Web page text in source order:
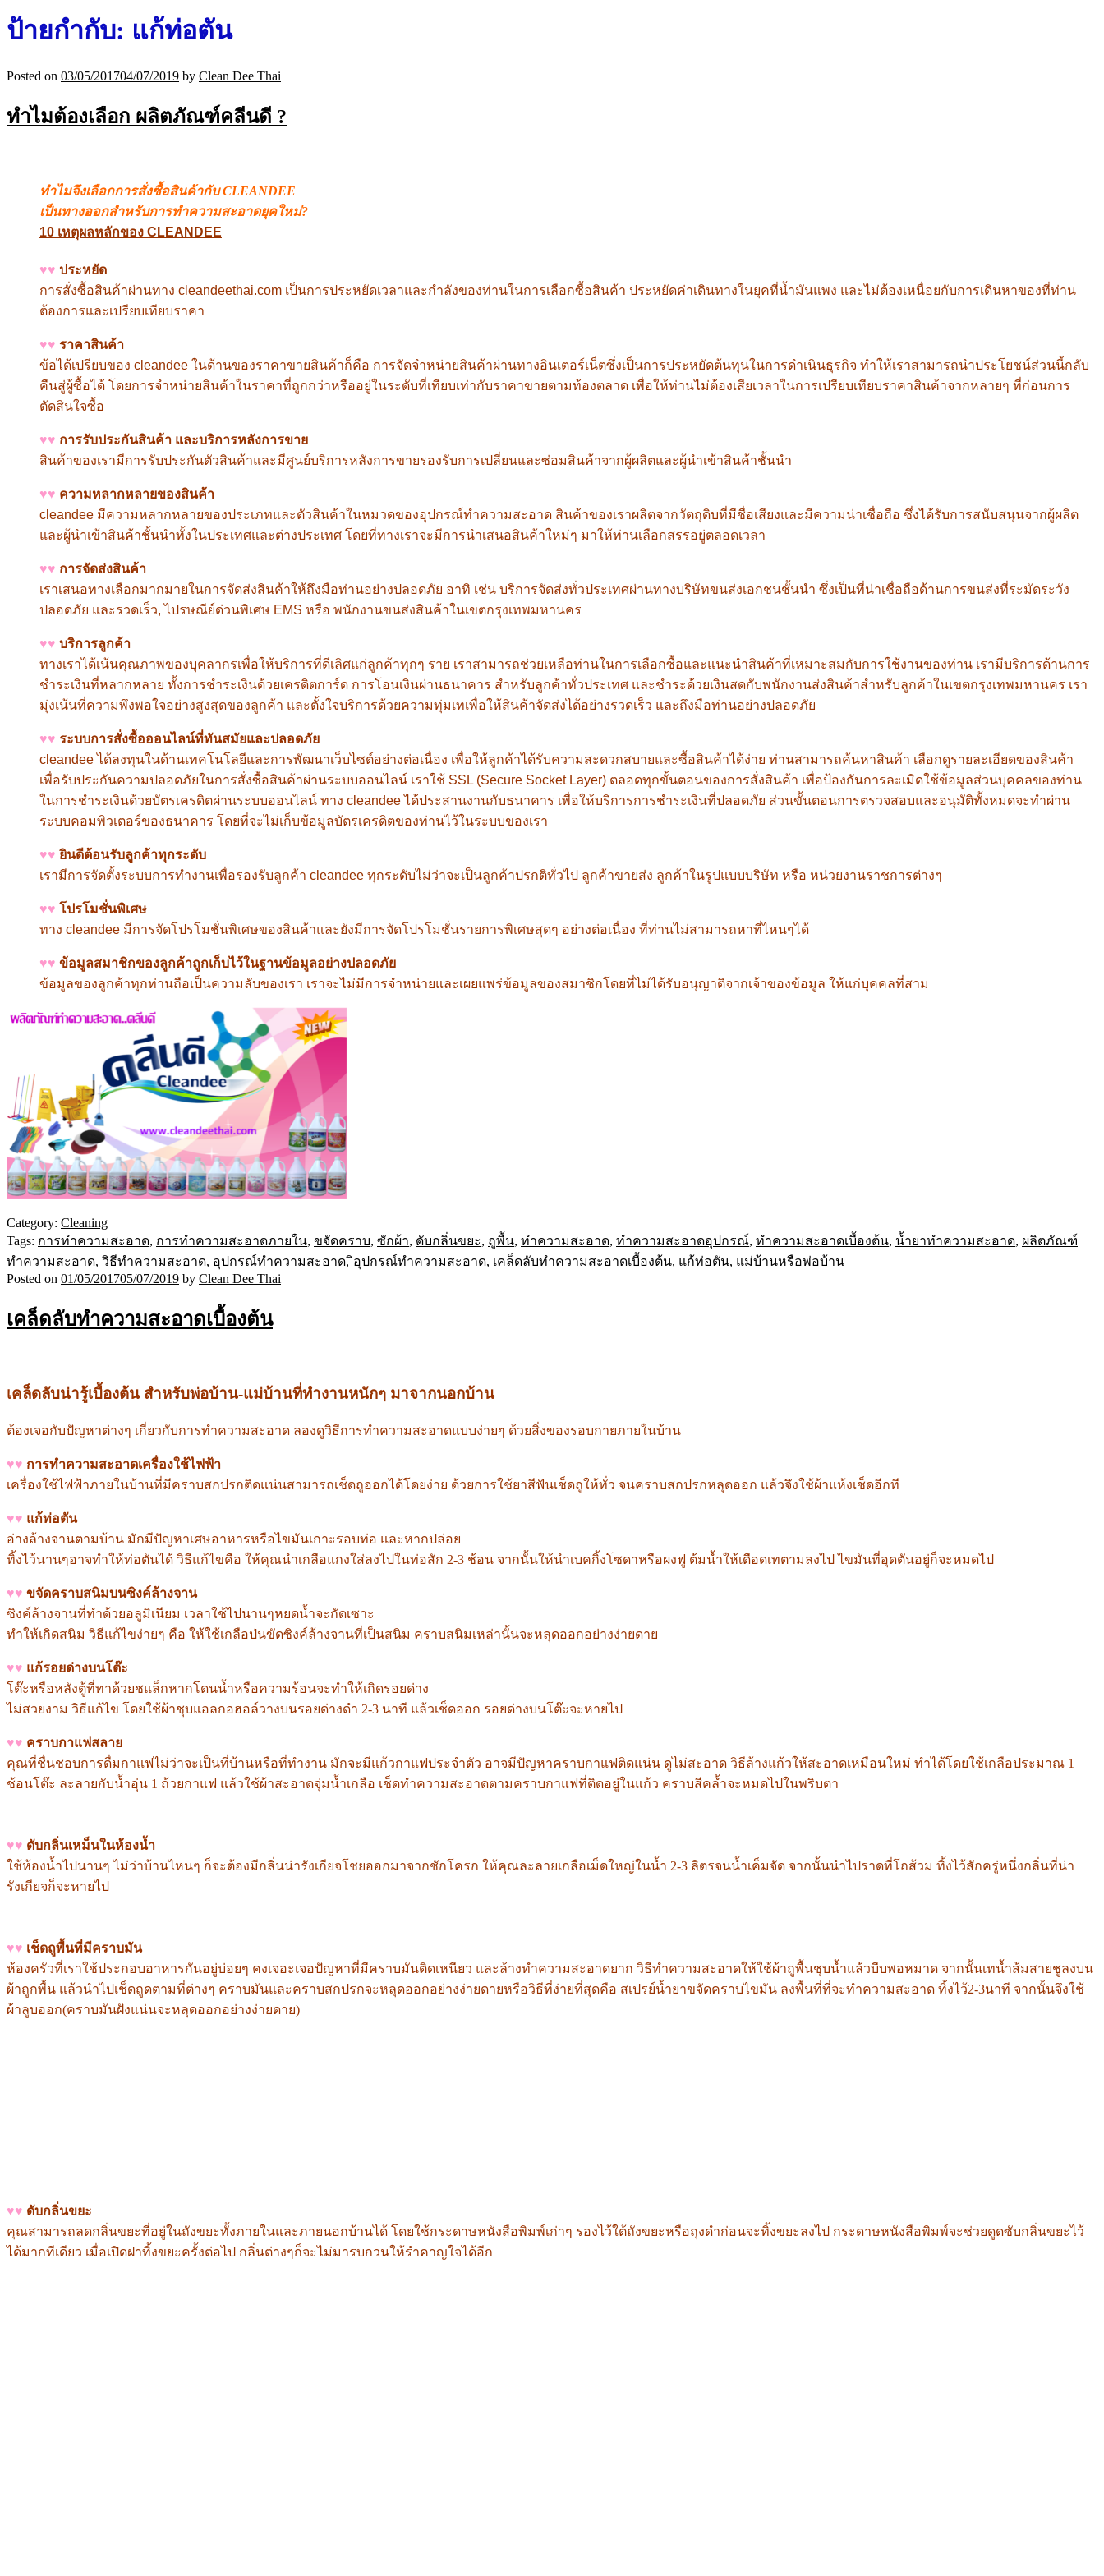
ป้ายกำกับ: แก้ท่อตัน
Posted on 03/05/201704/07/2019 by Clean Dee Thai
ทำไมต้องเลือก ผลิตภัณฑ์คลีนดี ?
ทำไมจึงเลือกการสั่งซื้อสินค้ากับ CLEANDEE
เป็นทางออกสำหรับการทำความสะอาดยุคใหม่?
10 เหตุผลหลักของ CLEANDEE
♥♥ ประหยัด
การสั่งซื้อสินค้าผ่านทาง cleandeethai.com เป็นการประหยัดเวลาและกำลังของท่านในการเลือกซื้อสินค้า ประหยัดค่าเดินทางในยุคที่น้ำมันแพง และไม่ต้องเหนื่อยกับการเดินหาของที่ท่าน
ต้องการและเปรียบเทียบราคา
♥♥ ราคาสินค้า
ข้อได้เปรียบของ cleandee ในด้านของราคาขายสินค้าก็คือ การจัดจำหน่ายสินค้าผ่านทางอินเตอร์เน็ตซึ่งเป็นการประหยัดต้นทุนในการดำเนินธุรกิจ ทำให้เราสามารถนำประโยชน์ส่วนนี้กลับ
คืนสู่ผู้ซื้อได้ โดยการจำหน่ายสินค้าในราคาที่ถูกกว่าหรืออยู่ในระดับที่เทียบเท่ากับราคาขายตามท้องตลาด เพื่อให้ท่านไม่ต้องเสียเวลาในการเปรียบเทียบราคาสินค้าจากหลายๆ ที่ก่อนการ
ตัดสินใจซื้อ
♥♥ การรับประกันสินค้า และบริการหลังการขาย
สินค้าของเรามีการรับประกันตัวสินค้าและมีศูนย์บริการหลังการขายรองรับการเปลี่ยนและซ่อมสินค้าจากผู้ผลิตและผู้นำเข้าสินค้าชั้นนำ
♥♥ ความหลากหลายของสินค้า
cleandee มีความหลากหลายของประเภทและตัวสินค้าในหมวดของอุปกรณ์ทำความสะอาด สินค้าของเราผลิตจากวัตถุดิบที่มีชื่อเสียงและมีความน่าเชื่อถือ ซึ่งได้รับการสนับสนุนจากผู้ผลิต
และผู้นำเข้าสินค้าชั้นนำทั้งในประเทศและต่างประเทศ โดยที่ทางเราจะมีการนำเสนอสินค้าใหม่ๆ มาให้ท่านเลือกสรรอยู่ตลอดเวลา
♥♥ การจัดส่งสินค้า
เราเสนอทางเลือกมากมายในการจัดส่งสินค้าให้ถึงมือท่านอย่างปลอดภัย อาทิ เช่น บริการจัดส่งทั่วประเทศผ่านทางบริษัทขนส่งเอกชนชั้นนำ ซึ่งเป็นที่น่าเชื่อถือด้านการขนส่งที่ระมัดระวัง
ปลอดภัย และรวดเร็ว,ไปรษณีย์ด่วนพิเศษ EMS หรือ พนักงานขนส่งสินค้าในเขตกรุงเทพมหานคร
♥♥ บริการลูกค้า
ทางเราได้เน้นคุณภาพของบุคลากรเพื่อให้บริการที่ดีเลิศแก่ลูกค้าทุกๆ ราย เราสามารถช่วยเหลือท่านในการเลือกซื้อและแนะนำสินค้าที่เหมาะสมกับการใช้งานของท่าน เรามีบริการด้านการ
ชำระเงินที่หลากหลาย ทั้งการชำระเงินด้วยเครดิตการ์ด การโอนเงินผ่านธนาคาร สำหรับลูกค้าทั่วประเทศ และชำระด้วยเงินสดกับพนักงานส่งสินค้าสำหรับลูกค้าในเขตกรุงเทพมหานคร เรา
มุ่งเน้นที่ความพึงพอใจอย่างสูงสุดของลูกค้า และตั้งใจบริการด้วยความทุ่มเทเพื่อให้สินค้าจัดส่งได้อย่างรวดเร็ว และถึงมือท่านอย่างปลอดภัย
♥♥ ระบบการสั่งซื้อออนไลน์ที่ทันสมัยและปลอดภัย
cleandeeได้ลงทุนในด้านเทคโนโลยีและการพัฒนาเว็บไซต์อย่างต่อเนื่อง เพื่อให้ลูกค้าได้รับความสะดวกสบายและซื้อสินค้าได้ง่าย ท่านสามารถค้นหาสินค้า เลือกดูรายละเอียดของสินค้า
เพื่อรับประกันความปลอดภัยในการสั่งซื้อสินค้าผ่านระบบออนไลน์ เราใช้ SSL (Secure Socket Layer) ตลอดทุกขั้นตอนของการสั่งสินค้า เพื่อป้องกันการละเมิดใช้ข้อมูลส่วนบุคคลของท่าน
ในการชำระเงินด้วยบัตรเครดิตผ่านระบบออนไลน์ ทาง cleandeeได้ประสานงานกับธนาคาร เพื่อให้บริการการชำระเงินที่ปลอดภัย ส่วนขั้นตอนการตรวจสอบและอนุมัติทั้งหมดจะทำผ่าน
ระบบคอมพิวเตอร์ของธนาคาร โดยที่จะไม่เก็บข้อมูลบัตรเครดิตของท่านไว้ในระบบของเรา
♥♥ ยินดีต้อนรับลูกค้าทุกระดับ
เรามีการจัดตั้งระบบการทำงานเพื่อรองรับลูกค้า cleandee ทุกระดับไม่ว่าจะเป็นลูกค้าปรกติทั่วไป ลูกค้าขายส่ง ลูกค้าในรูปแบบบริษัท หรือ หน่วยงานราชการต่างๆ
♥♥ โปรโมชั่นพิเศษ
ทาง cleandee มีการจัดโปรโมชั่นพิเศษของสินค้าและยังมีการจัดโปรโมชั่นรายการพิเศษสุดๆ อย่างต่อเนื่อง ที่ท่านไม่สามารถหาที่ไหนๆได้
♥♥ ข้อมูลสมาชิกของลูกค้าถูกเก็บไว้ในฐานข้อมูลอย่างปลอดภัย
ข้อมูลของลูกค้าทุกท่านถือเป็นความลับของเรา เราจะไม่มีการจำหน่ายและเผยแพร่ข้อมูลของสมาชิกโดยที่ไม่ได้รับอนุญาติจากเจ้าของข้อมูล ให้แก่บุคคลที่สาม
Category: Cleaning
Tags: การทำความสะอาด, การทำความสะอาดภายใน, ขจัดคราบ, ซักผ้า, ดับกลิ่นขยะ, ถูพื้น, ทำความสะอาด, ทำความสะอาดอุปกรณ์, ทำความสะอาดเบื้องต้น, น้ำยาทำความสะอาด, ผลิตภัณฑ์
ทำความสะอาด, วิธีทำความสะอาด, อุปกรณ์ทำความสะอาด,ิอุปกรณ์ทำความสะอาด, เคล็ดลับทำความสะอาดเบื้องต้น, แก้ท่อตัน, แม่บ้านหรือพ่อบ้าน
Posted on 01/05/201705/07/2019 by Clean Dee Thai
เคล็ดลับทำความสะอาดเบื้องต้น
เคล็ดลับน่ารู้เบื้องต้น สำหรับพ่อบ้าน-แม่บ้านที่ทำงานหนักๆ มาจากนอกบ้าน
ต้องเจอกับปัญหาต่างๆ เกี่ยวกับการทำความสะอาด ลองดูวิธีการทำความสะอาดแบบง่ายๆ ด้วยสิ่งของรอบกายภายในบ้าน
♥♥ การทำความสะอาดเครื่องใช้ไฟฟ้า
เครื่องใช้ไฟฟ้าภายในบ้านที่มีคราบสกปรกติดแน่นสามารถเช็ดถูออกได้โดยง่าย ด้วยการใช้ยาสีฟันเช็ดถูให้ทั่ว จนคราบสกปรกหลุดออก แล้วจึงใช้ผ้าแห้งเช็ดอีกที
♥♥ แก้ท่อตัน
อ่างล้างจานตามบ้าน มักมีปัญหาเศษอาหารหรือไขมันเกาะรอบท่อ และหากปล่อย
ทิ้งไว้นานๆอาจทำให้ท่อตันได้ วิธีแก้ไขคือ ให้คุณนำเกลือแกงใส่ลงไปในท่อสัก 2-3 ช้อน จากนั้นให้นำเบคกิ้งโซดาหรือผงฟู ต้มน้ำให้เดือดเทตามลงไป ไขมันที่อุดตันอยู่ก็จะหมดไป
♥♥ ขจัดคราบสนิมบนซิงค์ล้างจาน
ซิงค์ล้างจานที่ทำด้วยอลูมิเนียม เวลาใช้ไปนานๆหยดน้ำจะกัดเซาะ
ทำให้เกิดสนิม วิธีแก้ไขง่ายๆ คือ ให้ใช้เกลือป่นขัดซิงค์ล้างจานที่เป็นสนิม คราบสนิมเหล่านั้นจะหลุดออกอย่างง่ายดาย
♥♥ แก้รอยด่างบนโต๊ะ
โต๊ะหรือหลังตู้ที่ทาด้วยชแล็กหากโดนน้ำหรือความร้อนจะทำให้เกิดรอยด่าง
ไม่สวยงาม วิธีแก้ไข โดยใช้ผ้าชุบแอลกอฮอล์วางบนรอยด่างดำ 2-3 นาที แล้วเช็ดออก รอยด่างบนโต๊ะจะหายไป
♥♥ คราบกาแฟสลาย
คุณที่ชื่นชอบการดื่มกาแฟไม่ว่าจะเป็นที่บ้านหรือที่ทำงาน มักจะมีแก้วกาแฟประจำตัว อาจมีปัญหาคราบกาแฟติดแน่น ดูไม่สะอาด วิธีล้างแก้วให้สะอาดเหมือนใหม่ ทำได้โดยใช้เกลือประมาณ 1
ช้อนโต๊ะ ละลายกับน้ำอุ่น 1 ถ้วยกาแฟ แล้วใช้ผ้าสะอาดจุ่มน้ำเกลือ เช็ดทำความสะอาดตามคราบกาแฟที่ติดอยู่ในแก้ว คราบสีคล้ำจะหมดไปในพริบตา
♥♥ ดับกลิ่นเหม็นในห้องน้ำ
ใช้ห้องน้ำไปนานๆ ไม่ว่าบ้านไหนๆ ก็จะต้องมีกลิ่นน่ารังเกียจโชยออกมาจากชักโครก ให้คุณละลายเกลือเม็ดใหญ่ในน้ำ 2-3 ลิตรจนน้ำเค็มจัด จากนั้นนำไปราดที่โถส้วม ทิ้งไว้สักครู่หนึ่งกลิ่นที่น่า
รังเกียจก็จะหายไป
♥♥ เช็ดถูพื้นที่มีคราบมัน
ห้องครัวที่เราใช้ประกอบอาหารกันอยู่บ่อยๆ คงเจอะเจอปัญหาที่มีคราบมันติดเหนียว และล้างทำความสะอาดยาก วิธีทำความสะอาดให้ใช้ผ้าถูพื้นชุบน้ำแล้วบีบพอหมาด จากนั้นเทน้ำส้มสายชูลงบน
ผ้าถูกพื้น แล้วนำไปเช็ดถูดตามที่ต่างๆ คราบมันและคราบสกปรกจะหลุดออกอย่างง่ายดายหรือวิธีที่ง่ายที่สุดคือ สเปรย์น้ำยาขจัดคราบไขมัน ลงพื้นที่ที่จะทำความสะอาด ทิ้งไว้2-3นาที จากนั้นจึงใช้
ผ้าลูบออก(คราบมันฝังแน่นจะหลุดออกอย่างง่ายดาย)
♥♥ ดับกลิ่นขยะ
คุณสามารถลดกลิ่นขยะที่อยู่ในถังขยะทั้งภายในและภายนอกบ้านได้ โดยใช้กระดาษหนังสือพิมพ์เก่าๆ รองไว้ใต้ถังขยะหรือถุงดำก่อนจะทิ้งขยะลงไป กระดาษหนังสือพิมพ์จะช่วยดูดซับกลิ่นขยะไว้
ได้มากทีเดียว เมื่อเปิดฝาทิ้งขยะครั้งต่อไป กลิ่นต่างๆก็จะไม่มารบกวนให้รำคาญใจได้อีก